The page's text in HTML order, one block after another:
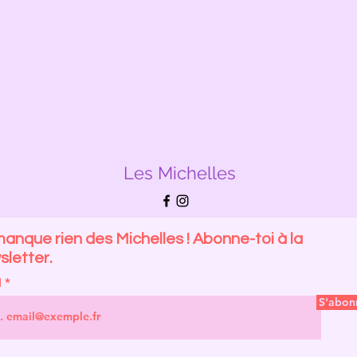
Les Michelles
rien des Michelles ! Abonne-toi à la